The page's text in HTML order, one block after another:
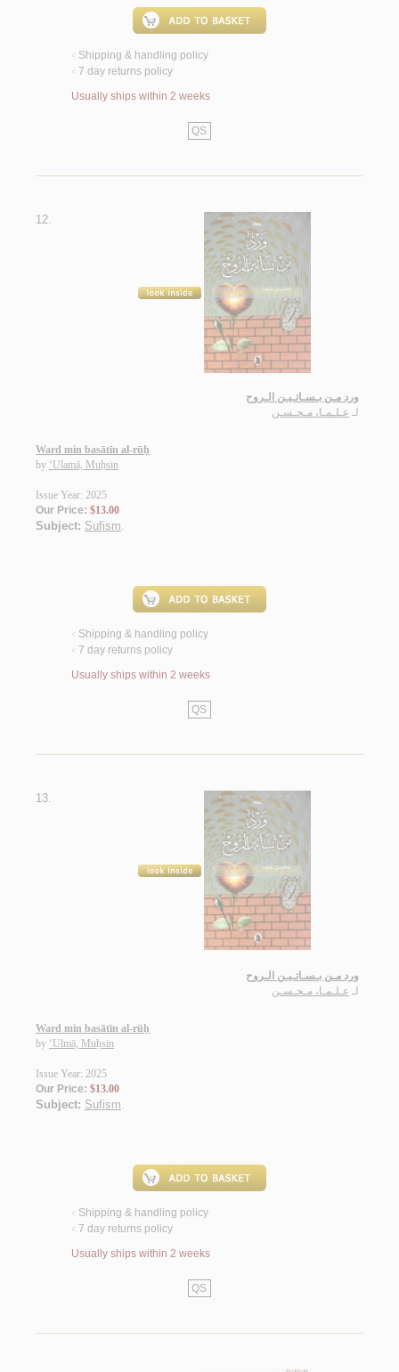
< Shipping & handling policy
< 7 day returns policy
Usually ships within 2 weeks
QS
12.
ورد مـن بـسـاتـيـن الـروح
لـ عـلـمـا، مـحـسـن
Ward min basātīn al-rūḥ
by ‘Ulamā, Muḥsin
Issue Year: 2025
Our Price: $13.00
Subject: Sufism.
< Shipping & handling policy
< 7 day returns policy
Usually ships within 2 weeks
QS
13.
ورد مـن بـسـاتـيـن الـروح
لـ عـلـمـا، مـحـسـن
Ward min basātīn al-rūḥ
by ‘Ulmā, Muḥsin
Issue Year: 2025
Our Price: $13.00
Subject: Sufism.
< Shipping & handling policy
< 7 day returns policy
Usually ships within 2 weeks
QS